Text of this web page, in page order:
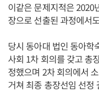
이같은 문제지적은 2020
장으로 선출된 과정에서
당시 동아대 법인 동아학
사회 1차 회의를 갖고 총
정했으며 2차 회의에서
거쳐 최종 총장선임 선정